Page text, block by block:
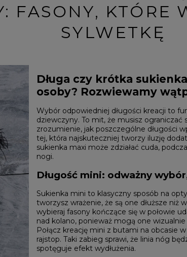
FASONY, KTÓRE
SYLWETKĘ
Długa czy krótka
osoby? Rozwiewamy
Wybór odpowiedniej długości kreacji to
dziewczyny. To mit, że musisz
zrozumienie, jak poszczególne długości
tej, która najskuteczniej tworzy iluzję
sukienka maxi może zdziałać cuda,
nogi.
Długość mini: odważny
Sukienka mini to klasyczny sposób na
tworzysz wrażenie, że są one dłuższe niż
wybieraj fasony kończące się w połowie
nad kolano, ponieważ mogą one
Połącz kreację mini z butami na obcasie
rajstop. Taki zabieg sprawi, że linia nóg
spotęguje efekt wydłużenia.